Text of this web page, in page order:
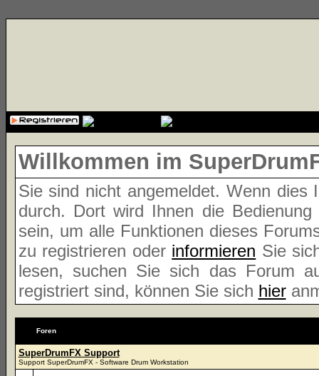
Willkommen im
Sie sind nicht angemeldet. Wenn
durch. Dort wird Ihnen die
sein, um alle Funktionen dieses
zu registrieren oder informieren Sie
lesen, suchen Sie sich das Forum
registriert sind, können Sie sich hier
Foren
SuperDrumFX Support
Support SuperDrumFX - Software Drum Workstation